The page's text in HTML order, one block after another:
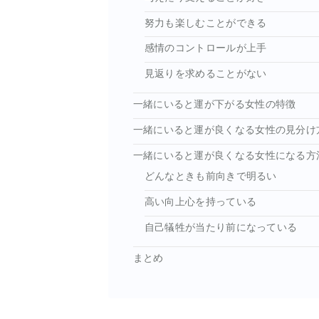
努力も楽しむことができる
感情のコントロールが上手
見返りを求めることがない
一緒にいると運が下がる女性の特徴
一緒にいると運が良くなる女性の見分け
一緒にいると運が良くなる女性になる方
どんなときも前向きで明るい
高い向上心を持っている
自己犠牲が当たり前になっている
まとめ